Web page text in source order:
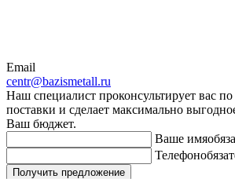
Email
centr@bazismetall.ru
Наш специалист проконсультирует вас
поставки и сделает максимально
Ваш бюджет.
Ваше имя
Телефон
Получить предложение